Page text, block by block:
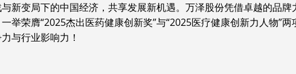
新变局下的中国经济，共享发展新机遇。万泽股份凭借卓越的品牌
举荣膺“2025杰出医药健康创新奖”与“2025医疗健康创新力人物”两
与行业影响力！